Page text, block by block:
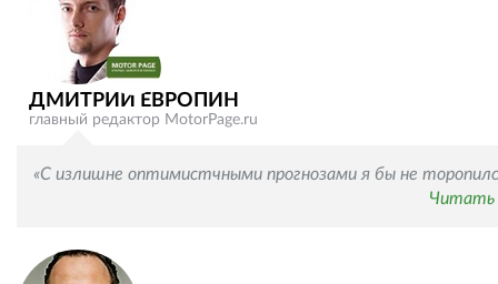
ДМИТРИЙ ЕВРОПИН
главный редактор MotorPage.ru
«С излишне оптимистчными прогнозами я бы не
Читать